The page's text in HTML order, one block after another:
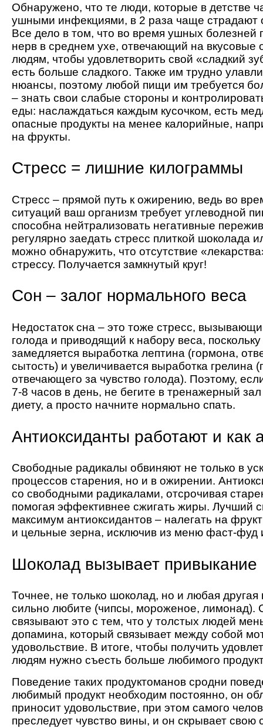
Обнаружено, что те люди, которые в детстве
ушными инфекциями, в 2 раза чаще страдают
Все дело в том, что во время ушных болезней
нерв в среднем ухе, отвечающий на
людям, чтобы удовлетворить свой «сладкий
есть больше сладкого. Также им трудно
нюансы, поэтому любой пищи им требуется
– знать свои слабые стороны и
еды: наслаждаться каждым кусочком, есть
опасные продукты на менее калорийные,
на фрукты.
Стресс = лишние килограммы
Стресс – прямой путь к ожирению, ведь во
ситуаций ваш организм требует углеводной
способна нейтрализовать негативные
регулярно заедать стресс плиткой шоколада
можно обнаружить, что отсутствие
стрессу. Получается замкнутый круг!
Сон – залог нормального веса
Недостаток сна – это тоже стресс,
голода и приводящий к набору веса,
замедляется выработка лептина (гормона,
сытость) и увеличивается выработка грелина
отвечающего за чувство голода). Поэтому,
7-8 часов в день, не бегите в тренажерный
диету, а просто начните нормально спать.
Антиоксиданты работают и как
Свободные радикалы обвиняют не только в
процессов старения, но и в ожирении.
со свободными радикалами, отсрочивая
помогая эффективнее сжигать жиры. Лучший
максимум антиоксидантов – налегать на
и цельные зерна, исключив из меню фаст-фуд
Шоколад вызывает привыкание
Точнее, не только шоколад, но и любая
сильно любите (чипсы, мороженое, лимонад).
связывают это с тем, что у толстых людей
допамина, который связывает между собой
удовольствие. В итоге, чтобы получить
людям нужно съесть больше любимого
Поведение таких продуктоманов сродни
любимый продукт необходим постоянно, он
приносит удовольствие, при этом самого
преследует чувство вины, и он скрывает свою